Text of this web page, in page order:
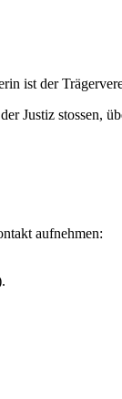
ist der
Justiz stossen,
aufnehmen: